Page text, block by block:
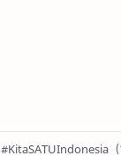
#KitaSATUIndonesia